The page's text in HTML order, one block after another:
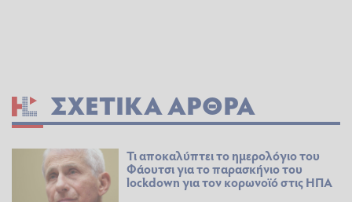
ΣΧΕΤΙΚΆ ΆΡΘΡΑ
Τι αποκαλύπτει το ημερολόγιο του
Φάουτσι για το παρασκήνιο του
lockdown για τον κορωνοϊό στις ΗΠΑ